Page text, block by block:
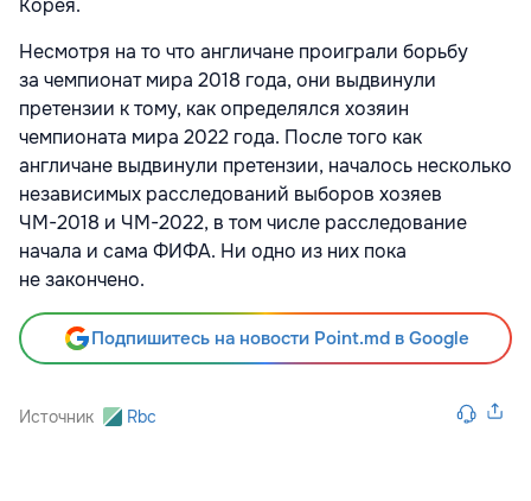
Несмотря на то что англичане проиграли борьбу
за чемпионат мира 2018 года, они выдвинули
претензии к тому, как определялся хозяин
чемпионата мира 2022 года. После того как
англичане выдвинули претензии, началось несколько
независимых расследований выборов хозяев
ЧМ-2018 и ЧМ-2022, в том числе расследование
начала и сама ФИФА. Ни одно из них пока
не закончено.
Подпишитесь на новости Point.md в Google
Источник Rbc